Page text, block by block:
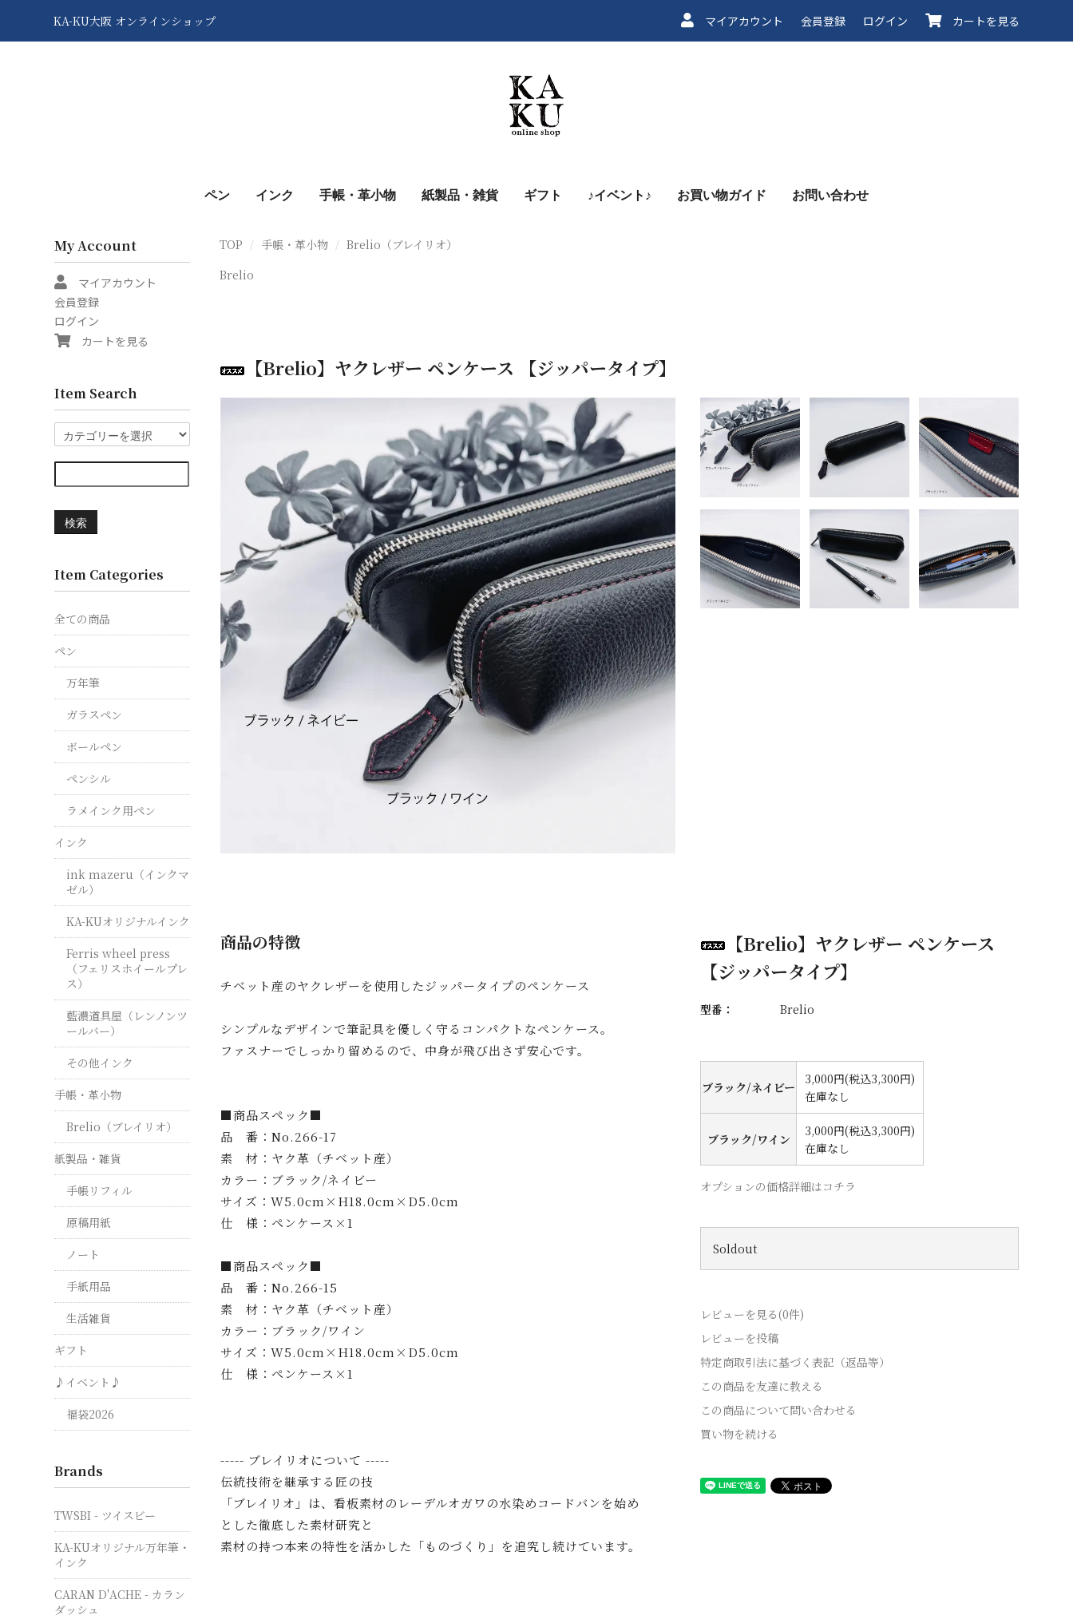
KA-KU大阪 オンラインショップ マイアカウント 会員登録 ログイン カートを見る
ペン インク 手帳・革小物 紙製品・雑貨 ギフト ♪イベント♪ お買い物ガイド お問い合わせ
TOP 手帳・革小物
Brelio（ブレイリオ）
Brelio
【Brelio】ヤクレザー ペンケース 【ジッパータイプ】
商品の特徴
チベット産のヤクレザーを使用したジッパータイプのペンケース
シンプルなデザインで筆記具を優しく守るコンパクトなペンケース。
ファスナーでしっかり留めるので、中身が飛び出さず安心です。
■商品スペック■
品 番：No.266-17
素 材：ヤク革（チベット産）
カラー：ブラック/ネイビー
サイズ：W5.0cm×H18.0cm×D5.0cm
仕 様：ペンケース×1
■商品スペック■
品 番：No.266-15
素 材：ヤク革（チベット産）
カラー：ブラック/ワイン
サイズ：W5.0cm×H18.0cm×D5.0cm
仕 様：ペンケース×1
----- ブレイリオについて -----
伝統技術を継承する匠の技
「ブレイリオ」は、看板素材のレーデルオガワの水染めコードバンを始め
とした徹底した素材研究と
素材の持つ本来の特性を活かした「ものづくり」を追究し続けています。
【Brelio】ヤクレザー ペンケース
【ジッパータイプ】
型番： Brelio
ブラック/ネイビー
3,000円(税込3,300円)
在庫なし
ブラック/ワイン
3,000円(税込3,300円)
在庫なし
オプションの価格詳細はコチラ
Soldout
レビューを見る(0件)
レビューを投稿
特定商取引法に基づく表記（返品等）
この商品を友達に教える
この商品について問い合わせる
買い物を続ける
My Account
マイアカウント
会員登録
ログイン
カートを見る
Item Search
検索
Item Categories
全ての商品
ペン
万年筆
ガラスペン
ボールペン
ペンシル
ラメインク用ペン
インク
ink mazeru（インクマ
ゼル）
KA-KUオリジナルインク
Ferris wheel press
（フェリスホイールプレ
ス）
藍濃道具屋（レンノンツ
ールバー）
その他インク
手帳・革小物
Brelio（ブレイリオ）
紙製品・雑貨
手帳リフィル
原稿用紙
ノート
手紙用品
生活雑貨
ギフト
♪イベント♪
福袋2026
Brands
TWSBI - ツイスビー
KA-KUオリジナル万年筆・
インク
CARAN D'ACHE - カラン
ダッシュ